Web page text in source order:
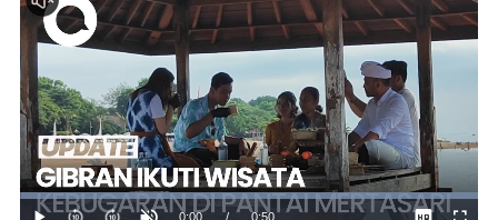
Waktu
0:00 / Durasi
0:50
Dimuat:
100.00%